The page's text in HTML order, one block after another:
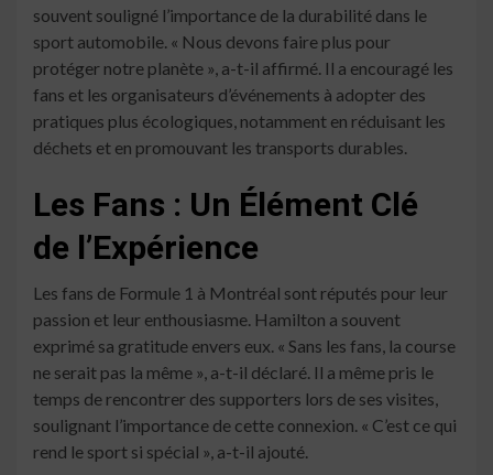
souvent souligné l’importance de la durabilité dans le
sport automobile. « Nous devons faire plus pour
protéger notre planète », a-t-il affirmé. Il a encouragé les
fans et les organisateurs d’événements à adopter des
pratiques plus écologiques, notamment en réduisant les
déchets et en promouvant les transports durables.
Les Fans : Un Élément Clé
de l’Expérience
Les fans de Formule 1 à Montréal sont réputés pour leur
passion et leur enthousiasme. Hamilton a souvent
exprimé sa gratitude envers eux. « Sans les fans, la course
ne serait pas la même », a-t-il déclaré. Il a même pris le
temps de rencontrer des supporters lors de ses visites,
soulignant l’importance de cette connexion. « C’est ce qui
rend le sport si spécial », a-t-il ajouté.